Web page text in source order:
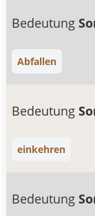
Bedeutung
Abfallen
Bedeutung
einkehren
Bedeutung